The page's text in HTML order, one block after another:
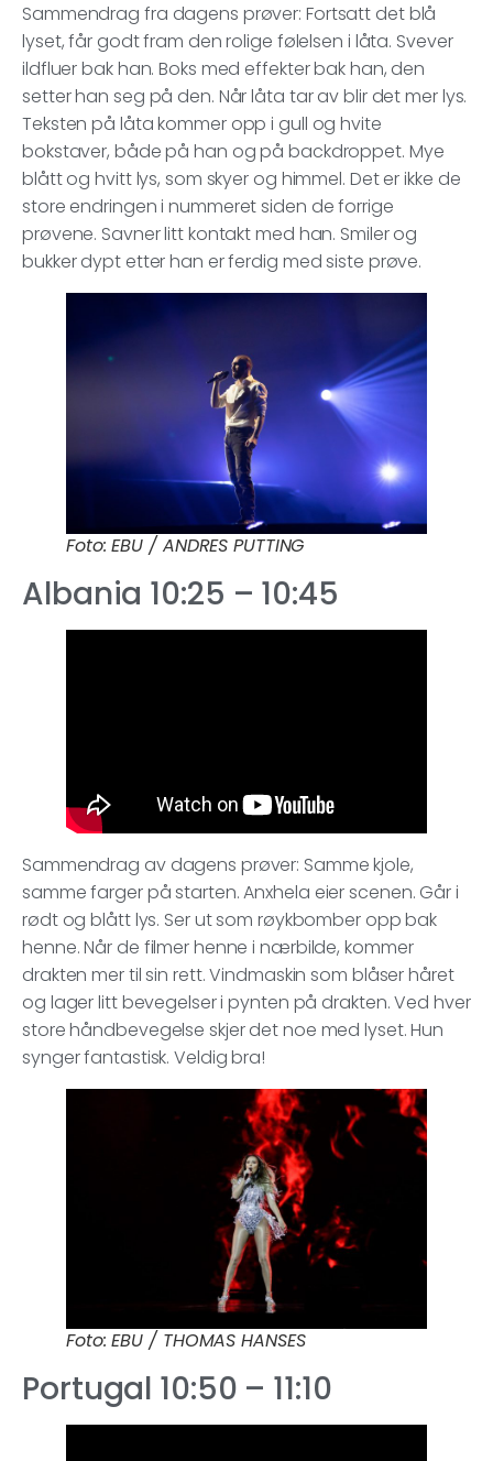
Sammendrag fra dagens prøver: Fortsatt det blå
lyset, får godt fram den rolige følelsen i låta. Svever
ildfluer bak han. Boks med effekter bak han, den
setter han seg på den. Når låta tar av blir det mer lys.
Teksten på låta kommer opp i gull og hvite
bokstaver, både på han og på backdroppet. Mye
blått og hvitt lys, som skyer og himmel. Det er ikke de
store endringen i nummeret siden de forrige
prøvene. Savner litt kontakt med han. Smiler og
bukker dypt etter han er ferdig med siste prøve.
Foto: EBU / ANDRES PUTTING
Albania 10:25 – 10:45
Sammendrag av dagens prøver: Samme kjole,
samme farger på starten. Anxhela eier scenen. Går i
rødt og blått lys. Ser ut som røykbomber opp bak
henne. Når de filmer henne i nærbilde, kommer
drakten mer til sin rett. Vindmaskin som blåser håret
og lager litt bevegelser i pynten på drakten. Ved hver
store håndbevegelse skjer det noe med lyset. Hun
synger fantastisk. Veldig bra!
Foto: EBU / THOMAS HANSES
Portugal 10:50 – 11:10